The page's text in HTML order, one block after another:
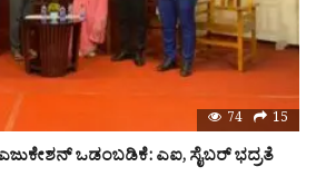
74 15
ಒಡಂಬಡಿಕೆ: ಎಐ, ಸೈಬರ್ ಭದ್ರತೆ